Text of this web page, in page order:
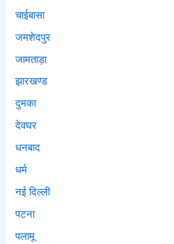
चाईबासा
जमशेदपुर
जामताड़ा
झारखण्ड
दुमका
देवघर
धनबाद
धर्म
नई दिल्ली
पटना
पलामू